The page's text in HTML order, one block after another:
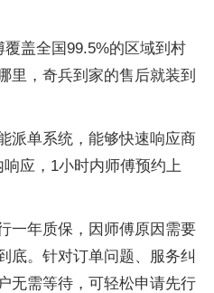
覆盖全国99.5%的区域到村
里，奇兵到家的售后就装到
派单系统，能够快速响应商
应，1小时内师傅预约上
一年质保，因师傅原因需要
底。针对订单问题、服务纠
无需等待，可轻松申请先行